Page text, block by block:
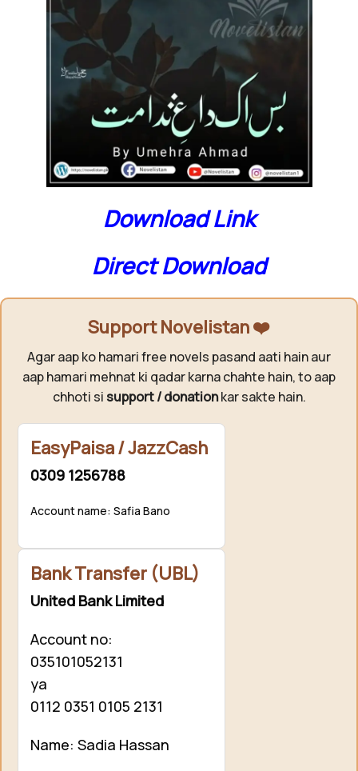
Download Link
Direct Download
Support Novelistan ❤️
Agar aap ko hamari free novels pasand aati hain aur
aap hamari mehnat ki qadar karna chahte hain, to aap
chhoti si support / donationkar sakte hain.
EasyPaisa / JazzCash
0309 1256788
Account name: Safia Bano
Bank Transfer (UBL)
United Bank Limited
Account no:
035101052131
ya
0112 0351 0105 2131
Name: Sadia Hassan